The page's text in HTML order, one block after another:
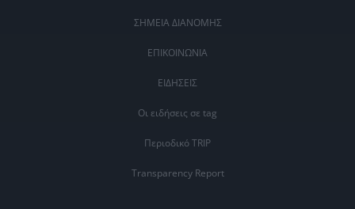
ΣΗΜΕΙΑ ΔΙΑΝΟΜΗΣ
ΕΠΙΚΟΙΝΩΝΙΑ
ΕΙΔΗΣΕΙΣ
Οι ειδήσεις σε tag
Περιοδικό TRIP
Transparency Report